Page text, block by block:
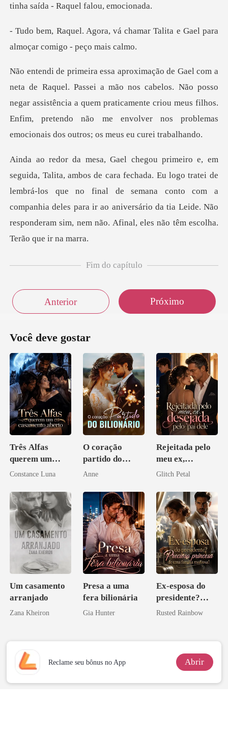
chamar Talita e Gael para
alm
s cabelos. Não posso
negar assistência a quem praticamente criou meus filhos.
Enfim, pr
go tratei de
lembrá-los que no final de semana conto com a
companhia deles para ir ao aniversário
Fim do capítulo
Anterior Próximo
Você deve gostar
Três Alfas
querem um
casamento
Constance Luna
O coração
partido do
bilionário
Anne
Rejeitada pelo
meu ex,
desejada pelo
Glitch Petal
Um casamento
arranjado
Zana Kheiron
Presa a uma
fera bilionária
Gia Hunter
Ex-esposa do
presidente?
Preciosa
mafiosa!
Rusted Rainbow
Reclame seu bônus no App Abrir